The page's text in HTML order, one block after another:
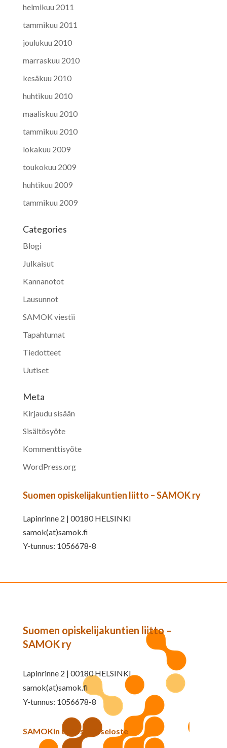
helmikuu 2011
tammikuu 2011
joulukuu 2010
marraskuu 2010
kesäkuu 2010
huhtikuu 2010
maaliskuu 2010
tammikuu 2010
lokakuu 2009
toukokuu 2009
huhtikuu 2009
tammikuu 2009
Categories
Blogi
Julkaisut
Kannanotot
Lausunnot
SAMOK viestii
Tapahtumat
Tiedotteet
Uutiset
Meta
Kirjaudu sisään
Sisältösyöte
Kommenttisyöte
WordPress.org
Suomen opiskelijakuntien liitto – SAMOK ry
Lapinrinne 2 | 00180 HELSINKI
samok(at)samok.fi
Y-tunnus: 1056678-8
Suomen opiskelijakuntien liitto –
SAMOK ry
Lapinrinne 2 | 00180 HELSINKI
samok(at)samok.fi
Y-tunnus: 1056678-8
SAMOKin tietosuojaseloste